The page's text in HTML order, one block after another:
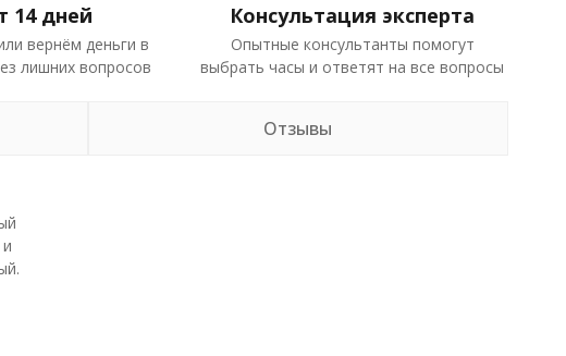
14 дней
вернём деньги в
лишних вопросов
Консультация эксперта
Опытные консультанты помогут
выбрать часы и ответят на все вопросы
Отзывы